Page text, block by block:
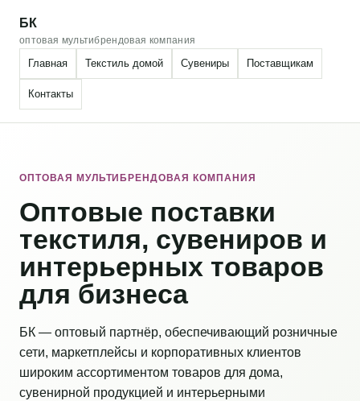
БК
оптовая мультибрендовая компания
Главная Текстиль домой Сувениры Поставщикам
Контакты
ОПТОВАЯ МУЛЬТИБРЕНДОВАЯ КОМПАНИЯ
Оптовые поставки
текстиля, сувениров и
интерьерных товаров
для бизнеса
БК — оптовый партнёр, обеспечивающий розничные
сети, маркетплейсы и корпоративных клиентов
широким ассортиментом товаров для дома,
сувенирной продукцией и интерьерными